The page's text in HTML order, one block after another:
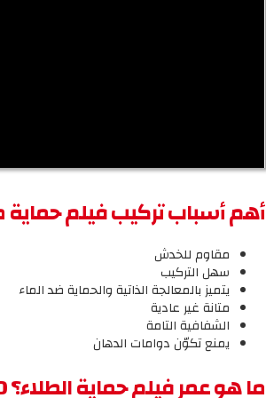
أهم أسبابتركيبفيلم حماية
مقاوم للخدش
سهل التركيب
يتميز بالمعالجة الذاتية والحماية ضد الماء
متانة غير عادية
الشفافية التامة
يمنع تكوّن دوامات الدهان
ما هو عمر فيلم حماية الطلاء؟Z-SHIELD